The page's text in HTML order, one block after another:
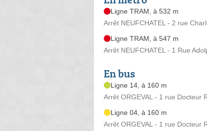
Ligne TRAM, à 532 m
Arrêt NEUFCHATEL - 2 rue
Ligne TRAM, à 547 m
Arrêt NEUFCHATEL - 1 Rue
En bus
Ligne 14, à 160 m
Arrêt ORGEVAL - 1 rue Docteur
Ligne 04, à 160 m
Arrêt ORGEVAL - 1 rue Docteur